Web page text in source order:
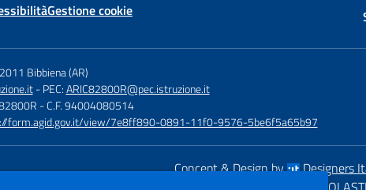
Gestione cookie
Bibbiena (AR)
- PEC:ARIC82800R@pec.istruzione.it
- C.F. 94004080514
form.agid.gov.it/view/7e8ff890-0891-11f0-9576-5be6f5a65b97
Concept & Design by
Designers